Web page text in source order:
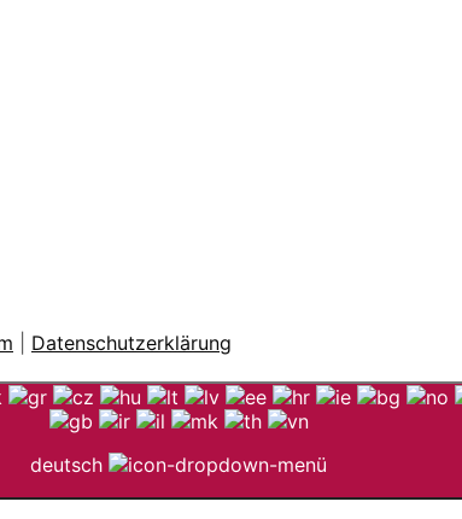
Datenschutzerklärung
deutsch